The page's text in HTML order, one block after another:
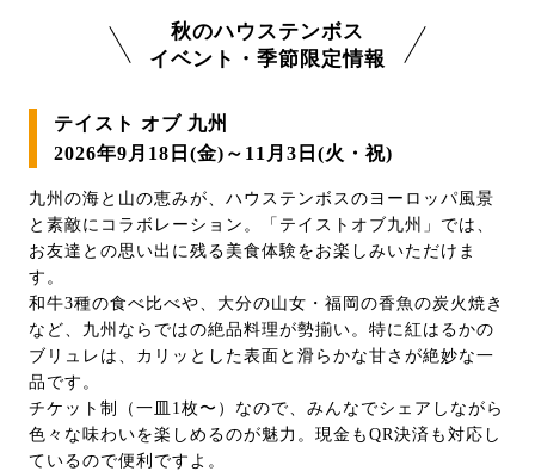
秋のハウステンボス
イベント・季節限定情報
テイスト オブ 九州
2026年9月18日(金)～11月3日(火・祝)
九州の海と山の恵みが、ハウステンボスのヨーロッパ風景
と素敵にコラボレーション。「テイストオブ九州」では、
お友達との思い出に残る美食体験をお楽しみいただけま
す。
和牛3種の食べ比べや、大分の山女・福岡の香魚の炭火焼き
など、九州ならではの絶品料理が勢揃い。特に紅はるかの
ブリュレは、カリッとした表面と滑らかな甘さが絶妙な一
品です。
チケット制（一皿1枚〜）なので、みんなでシェアしながら
色々な味わいを楽しめるのが魅力。現金もQR決済も対応し
ているので便利ですよ。